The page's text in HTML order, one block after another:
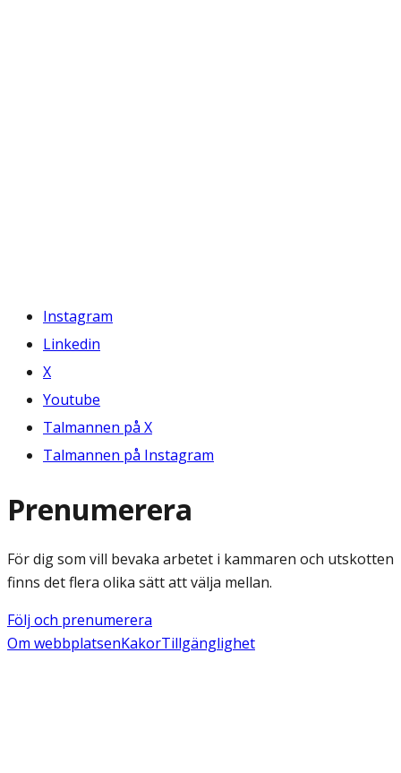
Instagram
Linkedin
X
Youtube
Talmannen på X
Talmannen på Instagram
Prenumerera
För dig som vill bevaka arbetet i kammaren och utskotten
finns det flera olika sätt att välja mellan.
Följ och prenumerera
Om webbplatsenKakorTillgänglighet